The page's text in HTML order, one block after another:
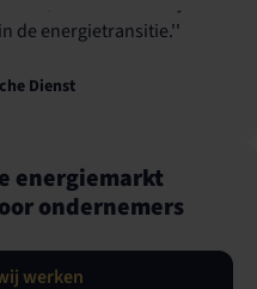
de energietransitie.''
Dienst
energiemarkt
ondernemers
werken